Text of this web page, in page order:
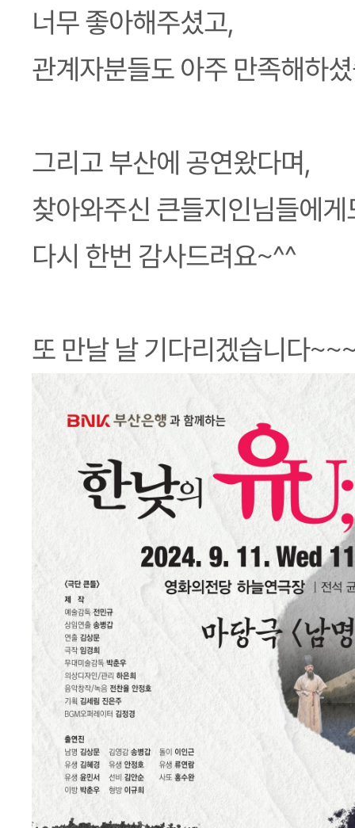
너무 좋아해주셨고,
관계자분들도 아주 만족해하
그리고 부산에 공연왔다며,
찾아와주신 큰들지인님들에
다시 한번 감사드려요~^^
또 만날 날 기다리겠습니다